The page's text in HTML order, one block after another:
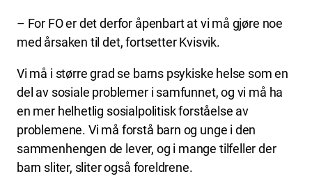
– For FO er det derfor åpenbart at vi må gjøre noe
med årsaken til det, fortsetter Kvisvik.
Vi må i større grad se barns psykiske helse som en
del av sosiale problemer i samfunnet, og vi må ha
en mer helhetlig sosialpolitisk forståelse av
problemene. Vi må forstå barn og unge i den
sammenhengen de lever, og i mange tilfeller der
barn sliter, sliter også foreldrene.